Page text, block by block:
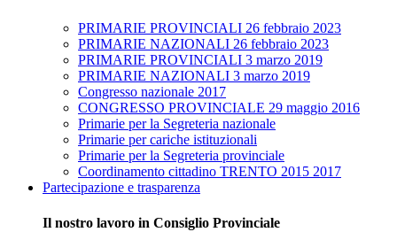
PRIMARIE PROVINCIALI 26 febbraio 2023
PRIMARIE NAZIONALI 26 febbraio 2023
PRIMARIE PROVINCIALI 3 marzo 2019
PRIMARIE NAZIONALI 3 marzo 2019
Congresso nazionale 2017
CONGRESSO PROVINCIALE 29 maggio 2016
Primarie per la Segreteria nazionale
Primarie per cariche istituzionali
Primarie per la Segreteria provinciale
Coordinamento cittadino TRENTO 2015 2017
Partecipazione e trasparenza
Il nostro lavoro in Consiglio Provinciale